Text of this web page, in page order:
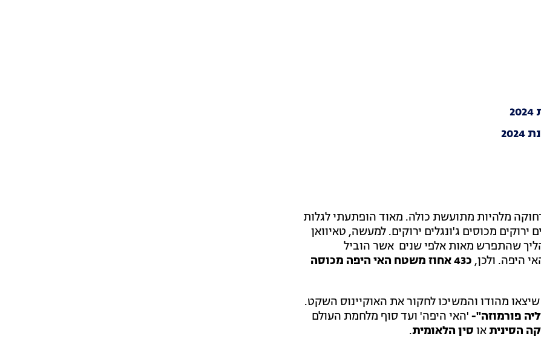
מלהיות מתועשת כולה. מאוד הופתעתי לגלות
מכוסים ג'ונגלים ירוקים. למעשה, טאיוואן
שהתפרש מאות אלפי שנים אשר הוביל
היפה. ולכן,
כ43 אחוז משטח האי היפה מכוסה
שיצאו מהודו והמשיכו לחקור את האוקיינוס השקט.
פורמוזה"- 'האי היפה' ועד סוף מלחמת העולם
הסיניתאו סין הלאומית.